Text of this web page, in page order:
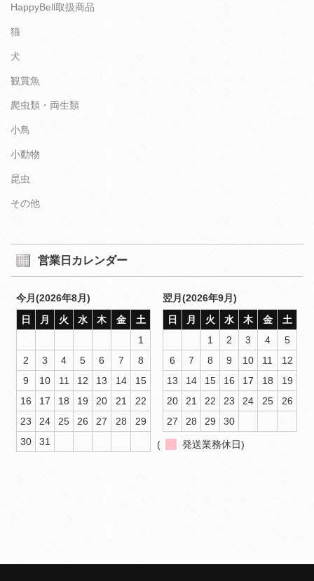
HappyBell取扱商品
猫
犬
観賞魚
爬虫類・両生類
小鳥
小動物
昆虫
その他
営業日カレンダー
今月(2026年8月)
日
月 火 水 木 金
土
1
2
3 4 5 6 7
8
9
10 11 12 13 14
15
16
17 18 19 20 21
22
23
24 25 26 27 28
29
30
31
翌月(2026年9月)
日
月 火 水 木 金
土
1
2 3 4
5
6
7 8 9 10 11
12
13
14 15 16 17 18
19
20
21 22 23 24 25
26
27
28 29 30
( 発送業務休日)